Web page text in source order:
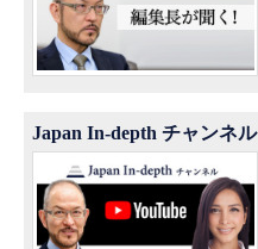
Japan In-depth チャンネル